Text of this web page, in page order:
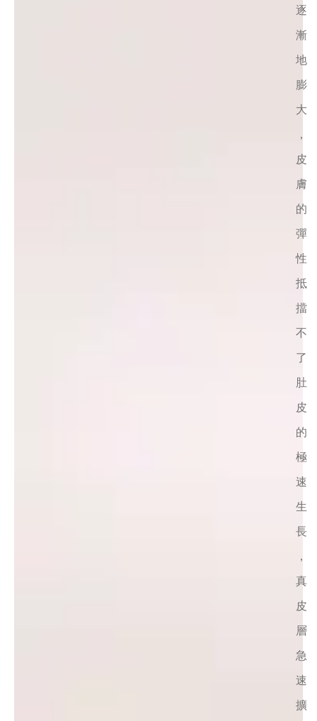
逐
漸
地
膨
大
，
皮
膚
的
彈
性
抵
擋
不
了
肚
皮
的
極
速
生
長
，
真
皮
層
急
速
擴